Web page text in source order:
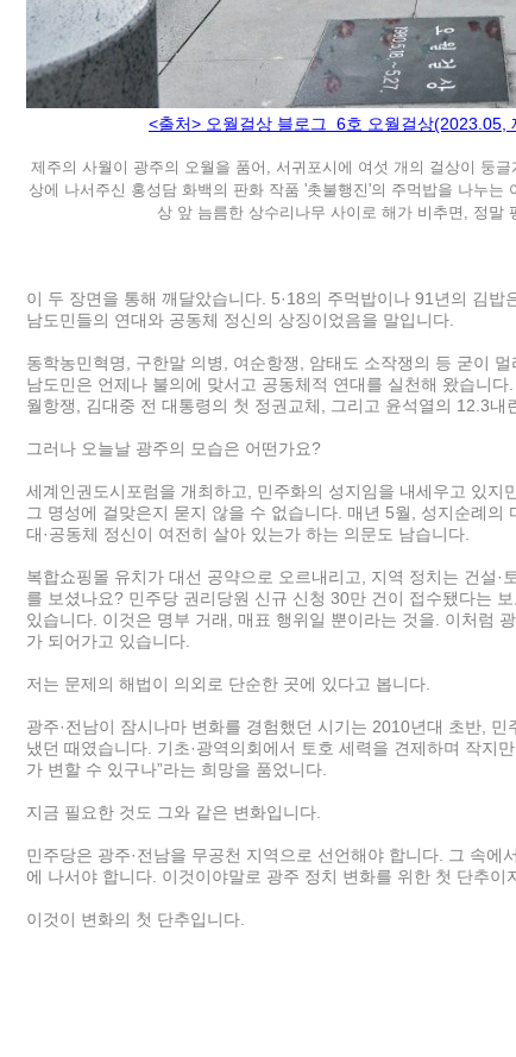
<출처> 오월걸상 블로그 6호 오월걸상(2023.05,
제주의 사월이 광주의 오월을 품어, 서귀포시에 여섯 개의 걸상이 둥
상에 나서주신 홍성담 화백의 판화 작품 '촛불행진'의 주먹밥을 나누는
상 앞 늠름한 상수리나무 사이로 해가 비추면, 정말
이 두 장면을 통해 깨달았습니다. 5·18의 주먹밥이나 91년의 김
남도민들의 연대와 공동체 정신의 상징이었음을 말입니다.
동학농민혁명, 구한말 의병, 여순항쟁, 암태도 소작쟁의 등 굳이
남도민은 언제나 불의에 맞서고 공동체적 연대를 실천해 왔습니
월항쟁, 김대중 전 대통령의 첫 정권교체, 그리고 윤석열의 12.3내
그러나 오늘날 광주의 모습은 어떤가요?
세계인권도시포럼을 개최하고, 민주화의 성지임을 내세우고 있지
그 명성에 걸맞은지 묻지 않을 수 없습니다. 매년 5월, 성지순례의
대·공동체 정신이 여전히 살아 있는가 하는 의문도 남습니다.
복합쇼핑몰 유치가 대선 공약으로 오르내리고, 지역 정치는 건설
를 보셨나요? 민주당 권리당원 신규 신청 30만 건이 접수됐다는
있습니다. 이것은 명부 거래, 매표 행위일 뿐이라는 것을. 이처럼
가 되어가고 있습니다.
저는 문제의 해법이 의외로 단순한 곳에 있다고 봅니다.
광주·전남이 잠시나마 변화를 경험했던 시기는 2010년대 초반,
냈던 때였습니다. 기초·광역의회에서 토호 세력을 견제하며 작지
가 변할 수 있구나”라는 희망을 품었니다.
지금 필요한 것도 그와 같은 변화입니다.
민주당은 광주·전남을 무공천 지역으로 선언해야 합니다. 그 속에
에 나서야 합니다. 이것이야말로 광주 정치 변화를 위한 첫 단추이
이것이 변화의 첫 단추입니다.